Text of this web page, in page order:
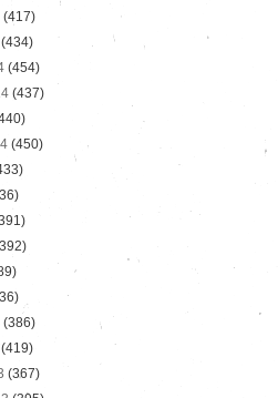
(417)
(434)
(454)
(437)
(450)
(386)
(419)
(367)